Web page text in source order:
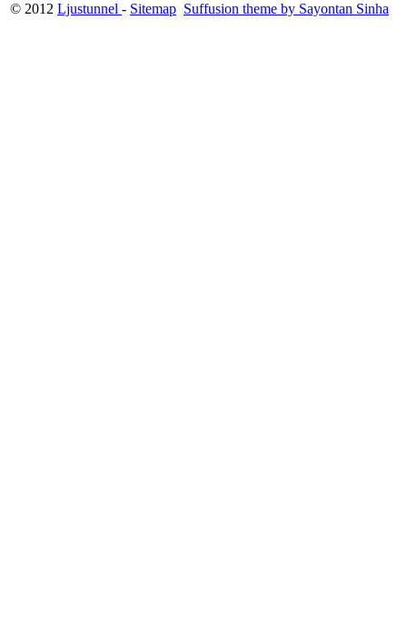
© 2012 Ljustunnel - Sitemap Suffusion theme by Sayontan Sinha